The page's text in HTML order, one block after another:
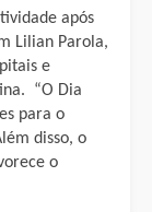
após
Lilian Parola,
e
“O Dia
para o
disso, o
o